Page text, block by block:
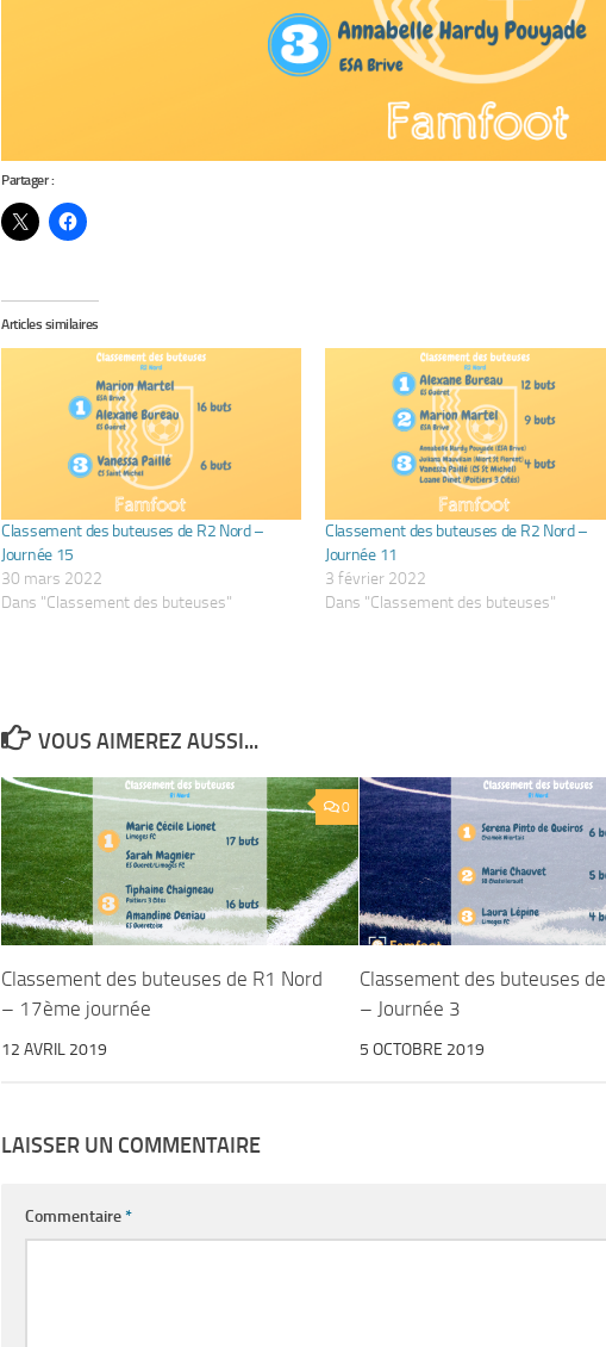
Partager :
Articles similaires
Classement des buteuses de R2 Nord –
Journée 15
30 mars 2022
Dans "Classement des buteuses"
Classement des buteuses de R2 Nord –
Journée 11
3 février 2022
Dans "Classement des buteuses"
VOUS AIMEREZ AUSSI...
0
Classement des buteuses de R1 Nord
– 17ème journée
12 AVRIL 2019
Classement des buteuses
– Journée 3
5 OCTOBRE 2019
LAISSER UN COMMENTAIRE
Commentaire*